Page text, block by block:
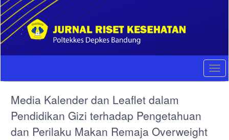
Quick
jump
to
page
content
Main
Sidebar
Media Kalender dan Leaflet dalam
Pendidikan Gizi terhadap Pengetahuan
dan Perilaku Makan Remaja Overweight